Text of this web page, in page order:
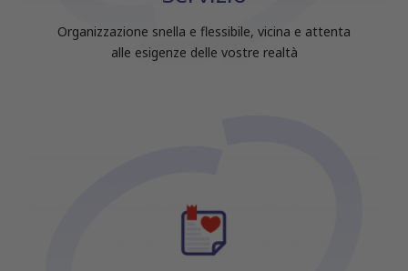
raccolto dal tuo utilizzo dei loro servizi.
Organizzazione snella e flessibile, vicina e attenta
alle esigenze delle vostre realtà